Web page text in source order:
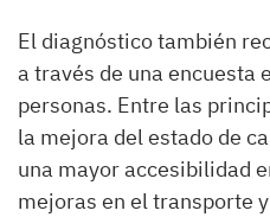
El diagnóstico también
a través de una encuesta
personas. Entre las
la mejora del estado de
una mayor accesibilidad
mejoras en el transporte